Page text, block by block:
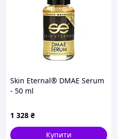
Skin Eternal® DMAE Serum
- 50 ml
1 328 ₴
Купити